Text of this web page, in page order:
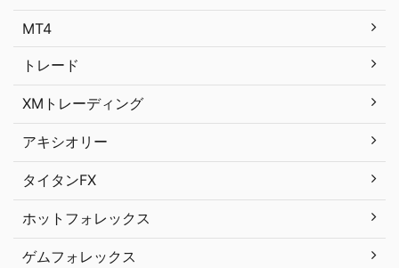
MT4
トレード
XMトレーディング
アキシオリー
タイタンFX
ホットフォレックス
ゲムフォレックス